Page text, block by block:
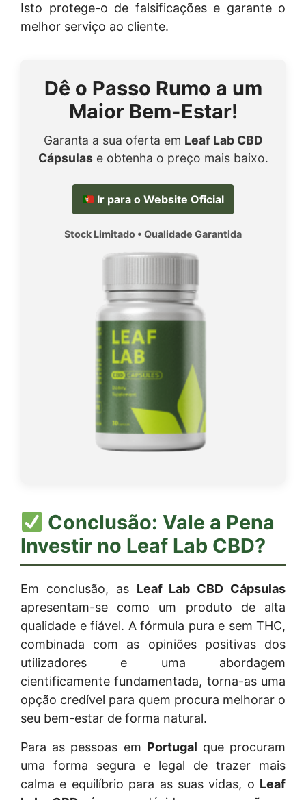
Isto protege-o de falsificações e garante o
melhor serviço ao cliente.
Dê o Passo Rumo a um
Maior Bem-Estar!
Garanta a sua oferta em Leaf Lab CBD
Cápsulase obtenha o preço mais baixo.
Ir para o Website Oficial
Stock Limitado • Qualidade Garantida
Conclusão: Vale a Pena
Investir no Leaf Lab CBD?
Em conclusão, as Leaf Lab CBD Cápsulas
apresentam-se como um produto de alta
qualidade e fiável. A fórmula pura e sem THC,
combinada com as opiniões positivas dos
utilizadores e uma abordagem
cientificamente fundamentada, torna-as uma
opção credível para quem procura melhorar o
seu bem-estar de forma natural.
Para as pessoas em Portugal que procuram
uma forma segura e legal de trazer mais
calma e equilíbrio para as suas vidas, o Leaf